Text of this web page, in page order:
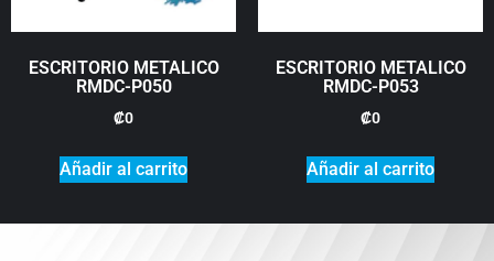
ESCRITORIO METALICO
RMDC-P050
₡0
Añadir al carrito
ESCRITORIO METALICO
RMDC-P053
₡0
Añadir al carrito